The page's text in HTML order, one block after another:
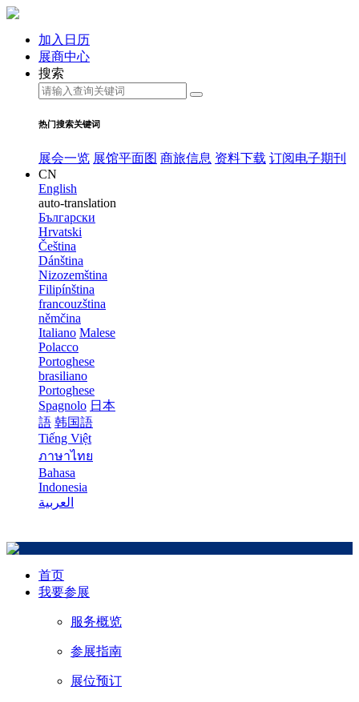
加入日历
展商中心
搜索
热门搜索关键词
展会一览 展馆平面图 商旅信息 资料下载 订阅电子期刊
CN
English
auto-translation
Български
Hrvatski
Čeština
Dánština
Nizozemština
Filipínština
francouzština
němčina
Italiano Malese
Polacco
Portoghese
brasiliano
Portoghese
Spagnolo 日本
語 韩国語
Tiếng Việt
ภาษาไทย
Bahasa
Indonesia
العربية
首页
我要参展
服务概览
参展指南
展位预订